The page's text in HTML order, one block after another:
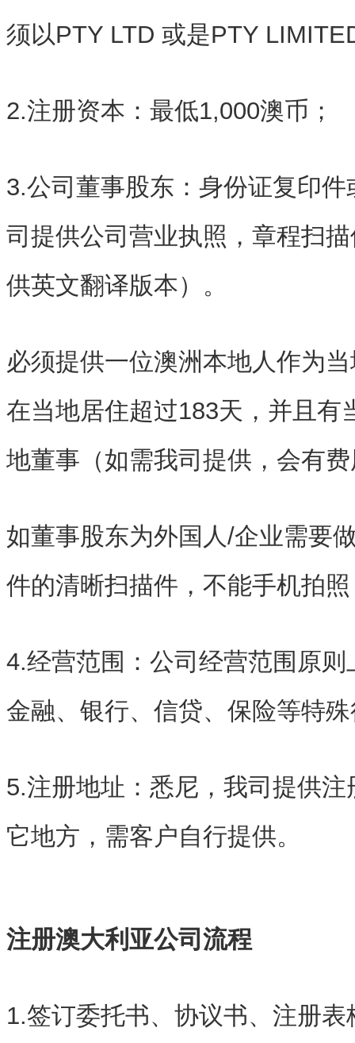
须以PTY LTD 或是PTY
2.注册资本：最低1,000澳币；
3.公司董事股东：身份证复印
司提供公司营业执照，章程扫
供英文翻译版本）。
必须提供一位澳洲本地人作为
在当地居住超过183天，并且有
地董事（如需我司提供，会有
如董事股东为外国人/企业需要
件的清晰扫描件，不能手机拍
4.经营范围：公司经营范围原
金融、银行、信贷、保险等特
5.注册地址：悉尼，我司提供
它地方，需客户自行提供。
注册澳大利亚公司流程
1.签订委托书、协议书、注册